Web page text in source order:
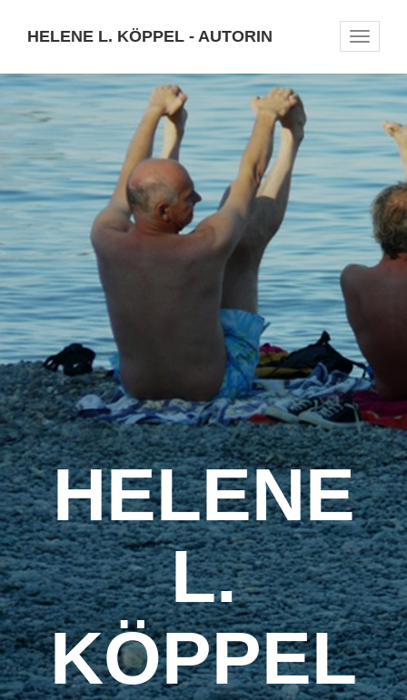
Toggle
HELENE L. KÖPPEL - AUTORIN
HELENE
L.
KÖPPEL